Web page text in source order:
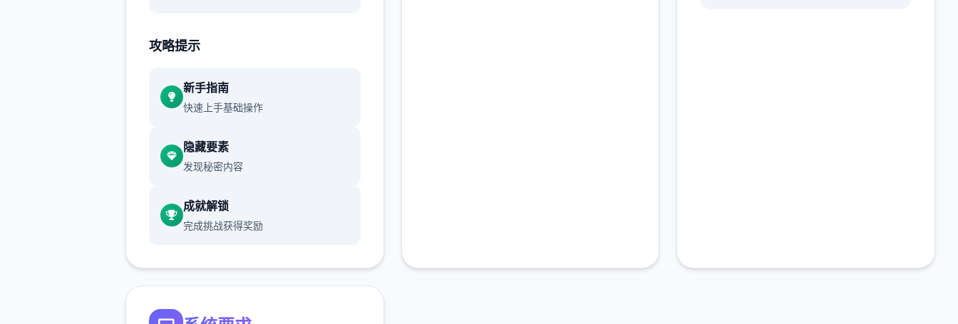
码，及建架设设教程。虽说已经很
该都知道，只要是网单就数个定存
在BUG，不可避免
网架设教程（外网请根据视频教程
自行研究，本站不参与！）源码仅
找，今天终于有了全部套源码，包
攻略提示
新手指南
快速上手基础操作
隐藏要素
发现秘密内容
成就解锁
完成挑战获得奖励